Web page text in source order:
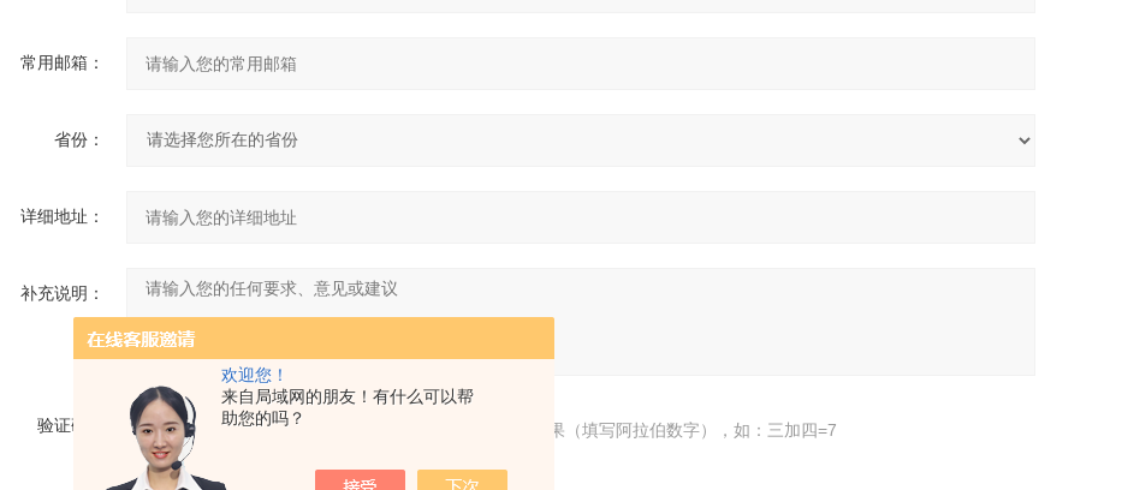
欢迎您！
来自局域网的朋友！有什么可以帮
助您的吗？
常用邮箱：
省份：
详细地址：
补充说明：
验证码： 请输入计算结果（填写阿拉伯数字），如：三加四=7